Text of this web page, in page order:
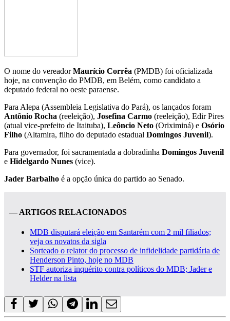
O nome do vereadorMaurício Corrêa (PMDB) foi oficializada
hoje, na convenção do PMDB, em Belém, como candidato a
deputado federal no oeste paraense.
Para Alepa (Assembleia Legislativa do Pará), os lançados foram
Antônio Rocha (reeleição), Josefina Carmo (reeleição), Edir Pires
(atual vice-prefeito de Itaituba), Leôncio Neto (Oriximiná) e Osório
Filho (Altamira, filho do deputado estadual Domingos Juvenil).
Para governador, foi sacramentada a dobradinha Domingos Juvenil
e Hidelgardo Nunes (vice).
Jader Barbalho é a opção única do partido ao Senado.
— ARTIGOS RELACIONADOS
MDB disputará eleição em Santarém com 2 mil filiados;
veja os novatos da sigla
Sorteado o relator do processo de infidelidade partidária de
Henderson Pinto, hoje no MDB
STF autoriza inquérito contra políticos do MDB; Jader e
Helder na lista